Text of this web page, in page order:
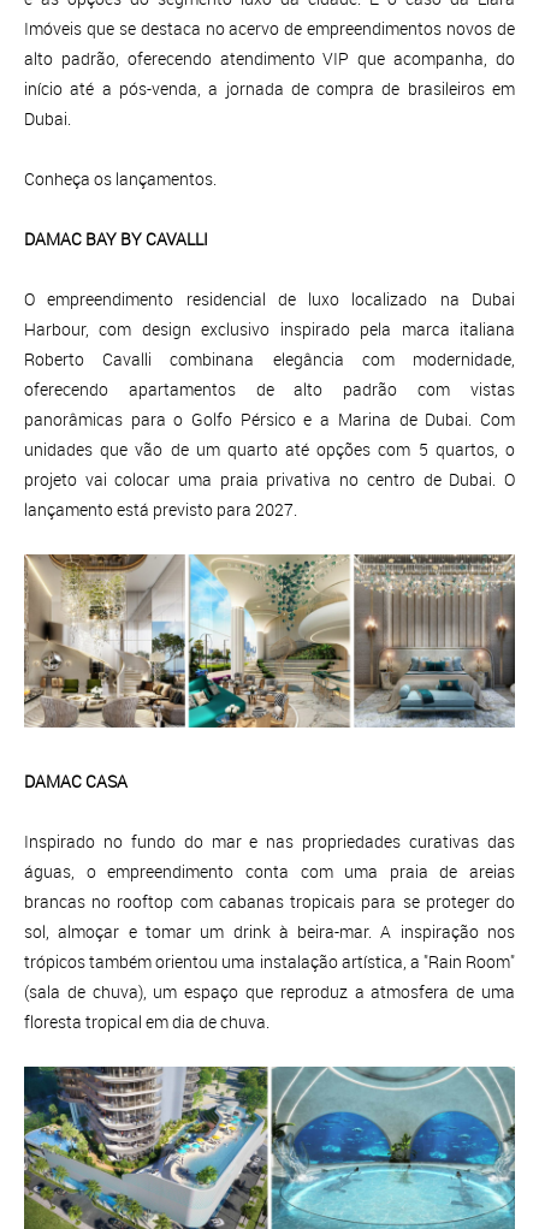
Imóveis que se destaca no acervo de empreendimentos novos de
alto padrão, oferecendo atendimento VIP que acompanha, do
início até a pós-venda, a jornada de compra de brasileiros em
Dubai.
Conheça os lançamentos.
DAMAC BAY BY CAVALLI
O empreendimento residencial de luxo localizado na Dubai
Harbour, com design exclusivo inspirado pela marca italiana
Roberto Cavalli combinana elegância com modernidade,
oferecendo apartamentos de alto padrão com vistas
panorâmicas para o Golfo Pérsico e a Marina de Dubai. Com
unidades que vão de um quarto até opções com 5 quartos, o
projeto vai colocar uma praia privativa no centro de Dubai. O
lançamento está previsto para 2027.
DAMAC CASA
Inspirado no fundo do mar e nas propriedades curativas das
águas, o empreendimento conta com uma praia de areias
brancas no rooftop com cabanas tropicais para se proteger do
sol, almoçar e tomar um drink à beira-mar. A inspiração nos
trópicos também orientou uma instalação artística, a "Rain Room"
(sala de chuva), um espaço que reproduz a atmosfera de uma
floresta tropical em dia de chuva.